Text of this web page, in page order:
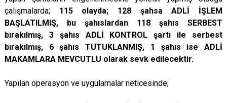
çalışmalarda; 115 olayda; 128 şahsa ADLİ İŞLEM
BAŞLATILMIŞ, bu şahıslardan 118 şahıs SERBEST
bırakılmış, 3 şahıs ADLİ KONTROL şartı ile serbest
bırakılmış, 6 şahıs TUTUKLANMIŞ, 1 şahıs ise ADLİ
MAKAMLARA MEVCUTLU olarak sevk edilecektir.
Yapılan operasyon ve uygulamalar neticesinde;